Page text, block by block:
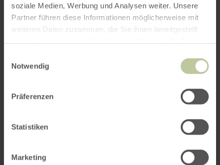
soziale Medien, Werbung und Analysen weiter. Unsere
Partner führen diese Informationen möglicherweise mit
weiteren Daten zusammen, die Sie ihnen bereitgestellt
Notwendig
Präferenzen
Statistiken
Marketing